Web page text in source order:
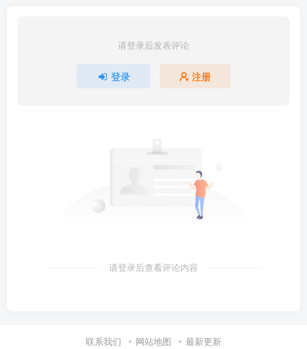
请登录后发表评论
登录 注册
请登录后查看评论内容
联系我们 网站地图 最新更新